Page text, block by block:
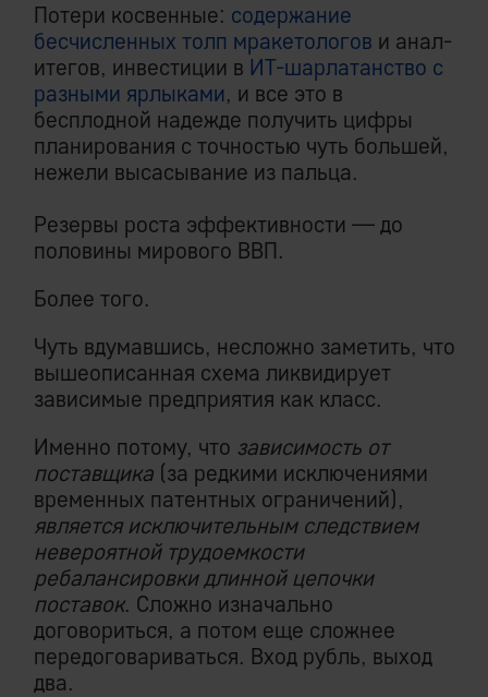
Потери косвенные: содержание
бесчисленных толп мракетологов и анал-
итегов, инвестиции в ИТ-шарлатанство с
разными ярлыками, и все это в
бесплодной надежде получить цифры
планирования с точностью чуть большей,
нежели высасывание из пальца.
Резервы роста эффективности — до
половины мирового ВВП.
Более того.
Чуть вдумавшись, несложно заметить, что
вышеописанная схема ликвидирует
зависимые предприятия как класс.
Именно потому, что зависимость от
поставщика (за редкими исключениями
временных патентных ограничений),
является исключительным следствием
невероятной трудоемкости
ребалансировки длинной цепочки
поставок. Сложно изначально
договориться, а потом еще сложнее
передоговариваться. Вход рубль, выход
два.